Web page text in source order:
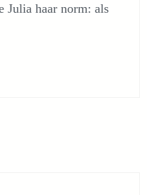
Julia haar norm: als